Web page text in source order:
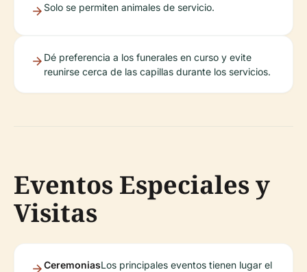
Solo se permiten animales de servicio.
Dé preferencia a los funerales en curso y evite
reunirse cerca de las capillas durante los servicios.
Eventos Especiales y
Visitas
CeremoniasLos principales eventos tienen lugar el